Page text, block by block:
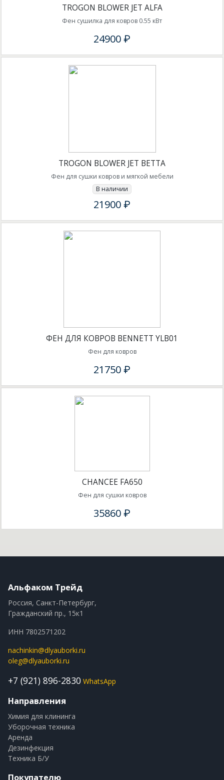
TROGON BLOWER JET ALFA
Фен сушилка для ковров 0.55 кВт
24900 ₽
TROGON BLOWER JET BETTA
Фен для сушки ковров и мягкой мебели
В наличии
21900 ₽
ФЕН ДЛЯ КОВРОВ BENNETT YLB01
Фен для ковров
21750 ₽
CHANCEE FA650
Фен для сушки ковров
35860 ₽
Альфаком Трейд
Россия, Санкт-Петербург,
Гражданский пр., 15к1
ИНН 7802571202
nachinkin@dlyauborki.ru
oleg@dlyauborki.ru
+7 (921) 896-2830 WhatsApp
Направления
Химия для клининга
Уборочная техника
Аренда
Дезинфекция
Техника Б/У
Покупателю